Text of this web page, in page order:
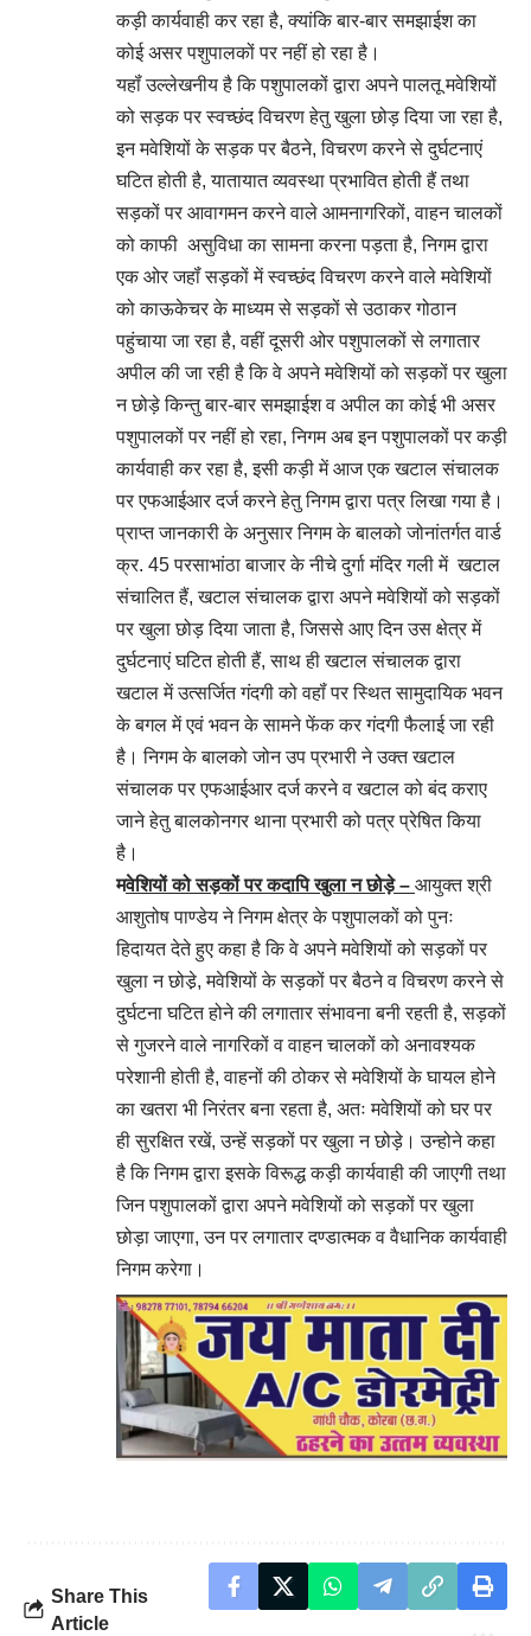
कड़ी कार्यवाही कर रहा है, क्यांकि बार-बार समझाईश का
कोई असर पशुपालकों पर नहीं हो रहा है।
यहॉं उल्लेखनीय है कि पशुपालकों द्वारा अपने पालतू मवेशियों
को सड़क पर स्वच्छंद विचरण हेतु खुला छोड़ दिया जा रहा है,
इन मवेशियों के सड़क पर बैठने, विचरण करने से दुर्घटनाएं
घटित होती है, यातायात व्यवस्था प्रभावित होती हैं तथा
सड़कों पर आवागमन करने वाले आमनागरिकों, वाहन चालकों
को काफी असुविधा का सामना करना पड़ता है, निगम द्वारा
एक ओर जहॉं सड़कों में स्वच्छंद विचरण करने वाले मवेशियों
को काऊकेचर के माध्यम से सड़कों से उठाकर गोठान
पहुंचाया जा रहा है, वहीं दूसरी ओर पशुपालकों से लगातार
अपील की जा रही है कि वे अपने मवेशियों को सड़कों पर खुला
न छोड़े किन्तु बार-बार समझाईश व अपील का कोई भी असर
पशुपालकों पर नहीं हो रहा, निगम अब इन पशुपालकों पर कड़ी
कार्यवाही कर रहा है, इसी कड़ी में आज एक खटाल संचालक
पर एफआईआर दर्ज करने हेतु निगम द्वारा पत्र लिखा गया है।
प्राप्त जानकारी के अनुसार निगम के बालको जोनांतर्गत वार्ड
क्र. 45 परसाभांठा बाजार के नीचे दुर्गा मंदिर गली में खटाल
संचालित हैं, खटाल संचालक द्वारा अपने मवेशियों को सड़कों
पर खुला छोड़ दिया जाता है, जिससे आए दिन उस क्षेत्र में
दुर्घटनाएं घटित होती हैं, साथ ही खटाल संचालक द्वारा
खटाल में उत्सर्जित गंदगी को वहॉं पर स्थित सामुदायिक भवन
के बगल में एवं भवन के सामने फेंक कर गंदगी फैलाई जा रही
है। निगम के बालको जोन उप प्रभारी ने उक्त खटाल
संचालक पर एफआईआर दर्ज करने व खटाल को बंद कराए
जाने हेतु बालकोनगर थाना प्रभारी को पत्र प्रेषित किया
है।
मवेशियों को सड़कों पर कदापि खुला न छोड़े – आयुक्त श्री
आशुतोष पाण्डेय ने निगम क्षेत्र के पशुपालकों को पुनः
हिदायत देते हुए कहा है कि वे अपने मवेशियों को सड़कों पर
खुला न छोडे़, मवेशियों के सड़कों पर बैठने व विचरण करने से
दुर्घटना घटित होने की लगातार संभावना बनी रहती है, सड़कों
से गुजरने वाले नागरिकों व वाहन चालकों को अनावश्यक
परेशानी होती है, वाहनों की ठोकर से मवेशियों के घायल होने
का खतरा भी निरंतर बना रहता है, अतः मवेशियों को घर पर
ही सुरक्षित रखें, उन्हें सड़कों पर खुला न छोड़े। उन्होने कहा
है कि निगम द्वारा इसके विरूद्ध कड़ी कार्यवाही की जाएगी तथा
जिन पशुपालकों द्वारा अपने मवेशियों को सड़कों पर खुला
छोड़ा जाएगा, उन पर लगातार दण्डात्मक व वैधानिक कार्यवाही
निगम करेगा।
Share This
Article